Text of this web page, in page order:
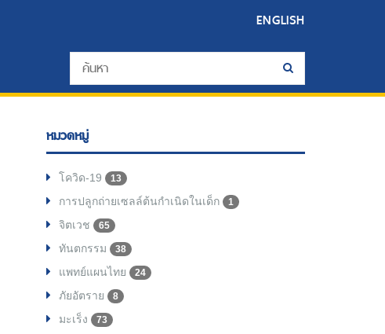
ENGLISH
หมวดหมู่
โควิด-19 13
การปลูกถ่ายเซลล์ต้นกำเนิดในเด็ก 1
จิตเวช 65
ทันตกรรม 38
แพทย์แผนไทย 24
ภัยอัตราย 8
มะเร็ง 73